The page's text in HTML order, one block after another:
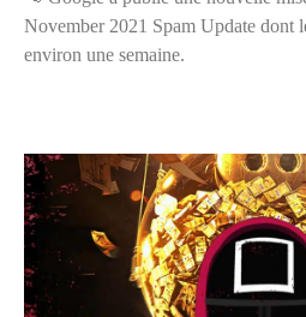
November 2021 Spam Update dont
environ une semaine.